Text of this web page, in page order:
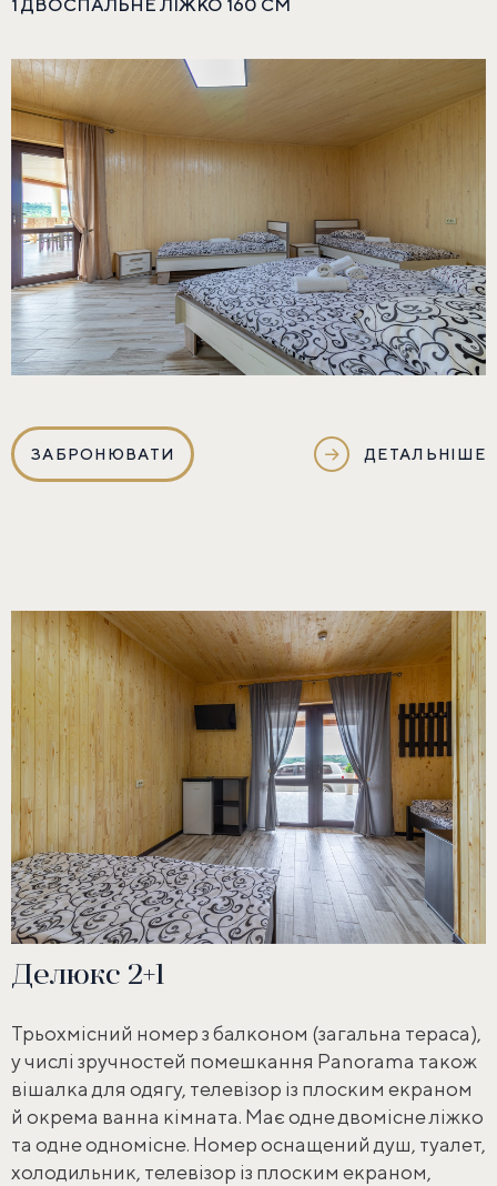
1 ДВОСПАЛЬНЕ ЛІЖКО 160 СМ
ЗАБРОНЮВАТИ ДЕТАЛЬНІШЕ
Делюкс 2+1
Трьохмісний номер з балконом (загальна тераса),
у числі зручностей помешкання Panorama також
вішалка для одягу, телевізор із плоским екраном
й окрема ванна кімната. Має одне двомісне ліжко
та одне одномісне. Номер оснащений душ, туалет,
холодильник, телевізор із плоским екраном,